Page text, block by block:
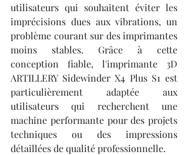
utilisateurs qui souhaitent éviter les
imprécisions dues aux vibrations, un
problème courant sur des imprimantes
moins stables. Grâce à cette
conception fiable, l'imprimante 3D
ARTILLERY Sidewinder X4 Plus S1 est
particulièrement adaptée aux
utilisateurs qui recherchent une
machine performante pour des projets
techniques ou des impressions
détaillées de qualité professionnelle.